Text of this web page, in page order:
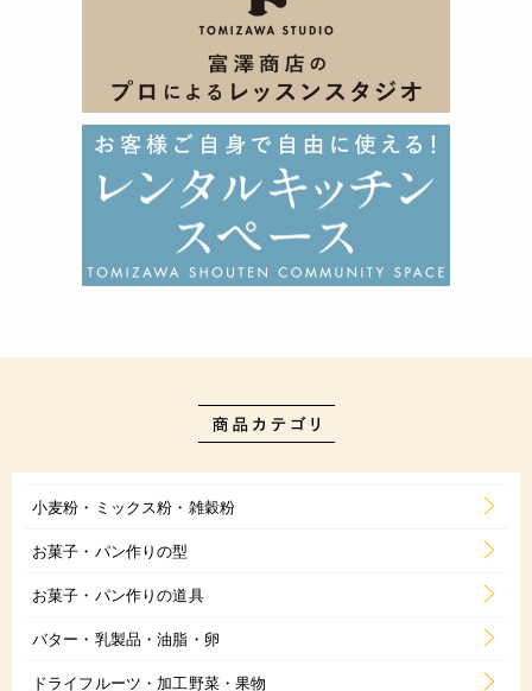
小麦粉・ミックス粉・雑穀粉
お菓子・パン作りの型
お菓子・パン作りの道具
バター・乳製品・油脂・卵
ドライフルーツ・加工野菜・果物